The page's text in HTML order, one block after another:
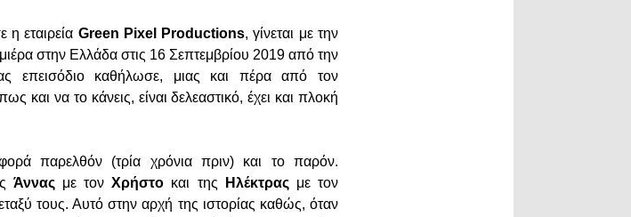
εταιρεία Green Pixel Productions, γίνεται με την
στην Ελλάδα στις 16 Σεπτεμβρίου 2019 από την
επεισόδιο καθήλωσε, μιας και πέρα από τον
και να το κάνεις, είναι δελεαστικό, έχει και πλοκή
παρελθόν (τρία χρόνια πριν) και το παρόν.
Άννας με τονΧρήστο και της Ηλέκτρας με τον
τους. Αυτό στην αρχή της ιστορίας καθώς, όταν